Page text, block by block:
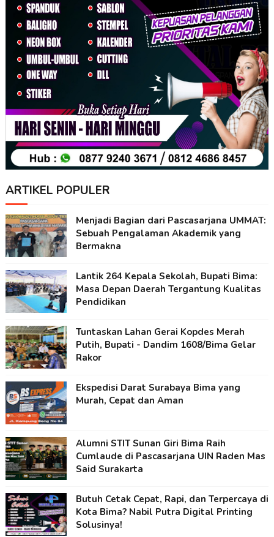
ARTIKEL POPULER
Menjadi Bagian dari Pascasarjana UMMAT:
Sebuah Pengalaman Akademik yang
Bermakna
Lantik 264 Kepala Sekolah, Bupati Bima:
Masa Depan Daerah Tergantung Kualitas
Pendidikan
Tuntaskan Lahan Gerai Kopdes Merah
Putih, Bupati - Dandim 1608/Bima Gelar
Rakor
Ekspedisi Darat Surabaya Bima yang
Murah, Cepat dan Aman
Alumni STIT Sunan Giri Bima Raih
Cumlaude di Pascasarjana UIN Raden Mas
Said Surakarta
Butuh Cetak Cepat, Rapi, dan Terpercaya di
Kota Bima? Nabil Putra Digital Printing
Solusinya!